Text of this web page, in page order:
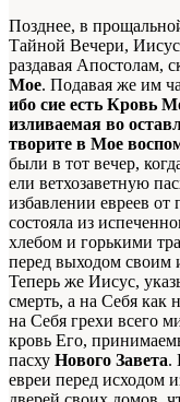
Позднее, в
Тайной Вечери,
раздавая Апостолам,
Мое. Подавая же им
ибо сие есть Кровь
изливаемая во
творите в Мое
были в тот вечер,
ели ветхозаветную
избавлении евреев от
состояла из
хлебом и горькими
перед выходом своим
Теперь же Иисус,
смерть, а на Себя как
на Себя грехи всего
кровь Его,
пасху Нового Завета.
евреи перед исходом